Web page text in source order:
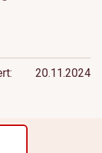
20.11.2024